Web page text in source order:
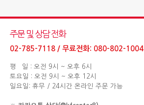
주문 및 상담 전화
02-785-7118 / 무료전화: 080-802-1004
평 일 : 오전 9시 ~ 오후 6시
토요일 : 오전 9시 ~ 오후 12시
일요일: 휴무 / 24시간 온라인 주문 가능